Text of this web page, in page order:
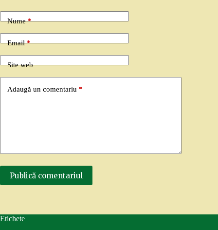
Nume*
Email*
Site web
Adaugă un comentariu *
Publică comentariul
Etichete